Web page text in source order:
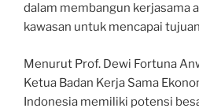
dalam membangun kerjasama
kawasan untuk mencapai
Menurut Prof. Dewi Fortuna
Ketua Badan Kerja Sama
Indonesia memiliki potensi